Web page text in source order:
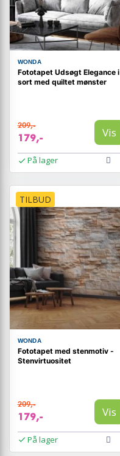
WONDA
Fototapet Udsøgt Elegance i
sort med quiltet mønster
209,-
179,- Vis
På lager
TILBUD
WONDA
Fototapet med stenmotiv -
Stenvirtuositet
209,-
179,- Vis
På lager